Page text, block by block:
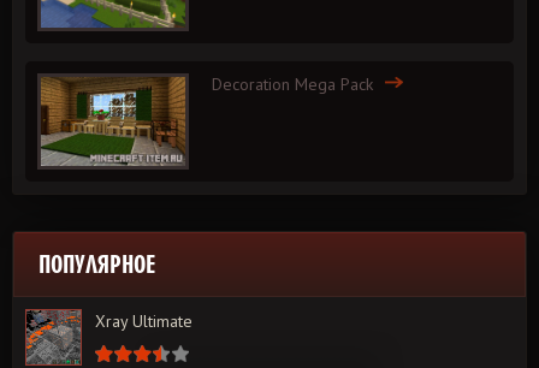
Decoration Mega Pack
ПОПУЛЯРНОЕ
Xray Ultimate